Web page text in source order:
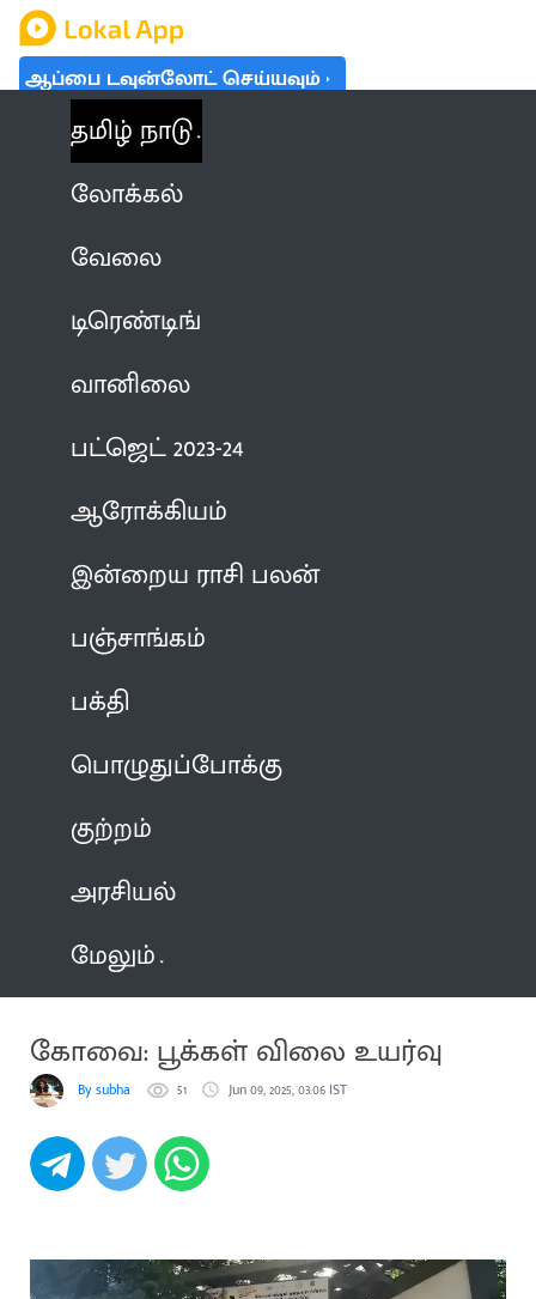
ஆப்பை டவுன்லோட் செய்யவும்
தமிழ் நாடு
லோக்கல்
வேலை
டிரெண்டிங்
வானிலை
பட்ஜெட் 2023-24
ஆரோக்கியம்
இன்றைய ராசி பலன்
பஞ்சாங்கம்
பக்தி
பொழுதுப்போக்கு
குற்றம்
அரசியல்
மேலும்
கோவை: பூக்கள் விலை உயர்வு
By subha 51 Jun 09, 2025, 03:06 IST